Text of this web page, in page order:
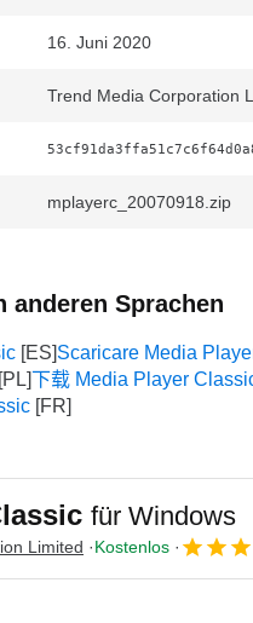
16. Juni 2020
Trend Media Corporation
mplayerc_20070918.zip
anderen Sprachen
Scaricare Media
下载 Media Player
für Windows
Limited Kostenlos